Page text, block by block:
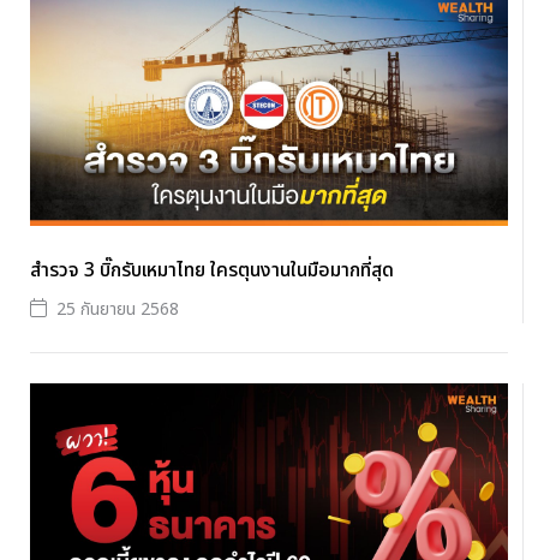
สำรวจ 3 บิ๊กรับเหมาไทย ใครตุนงานในมือมากที่สุด
25 กันยายน 2568